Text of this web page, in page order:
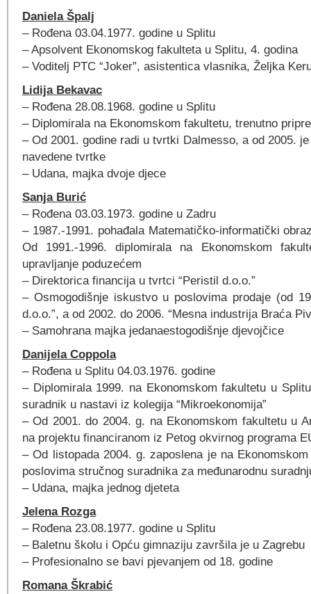
Daniela Špalj
– Rođena 03.04.1977. godine u Splitu
– Apsolvent Ekonomskog fakulteta u Splitu, 4. godina
– Voditelj PTC “Joker”, asistentica vlasnika, Željka
Lidija Bekavac
– Rođena 28.08.1968. godine u Splitu
– Diplomirala na Ekonomskom fakultetu, trenutno
– Od 2001. godine radi u tvrtki Dalmesso, a od 2005.
navedene tvrtke
– Udana, majka dvoje djece
Sanja Burić
– Rođena 03.03.1973. godine u Zadru
– 1987.-1991. pohađala Matematičko-informatički
Od 1991.-1996. diplomirala na Ekonomskom
upravljanje poduzećem
– Direktorica financija u tvrtci “Peristil d.o.o.”
– Osmogodišnje iskustvo u poslovima prodaje (od
d.o.o.”, a od 2002. do 2006. “Mesna industrija Braća
– Samohrana majka jedanaestogodišnje djevojčice
Danijela Coppola
– Rođena u Splitu 04.03.1976. godine
– Diplomirala 1999. na Ekonomskom fakultetu u
suradnik u nastavi iz kolegija “Mikroekonomija”
– Od 2001. do 2004. g. na Ekonomskom fakultetu u
na projektu financiranom iz Petog okvirnog programa
– Od listopada 2004. g. zaposlena je na
poslovima stručnog suradnika za međunarodnu
– Udana, majka jednog djeteta
Jelena Rozga
– Rođena 23.08.1977. godine u Splitu
– Baletnu školu i Opću gimnaziju završila je u Zagrebu
– Profesionalno se bavi pjevanjem od 18. godine
Romana Škrabić